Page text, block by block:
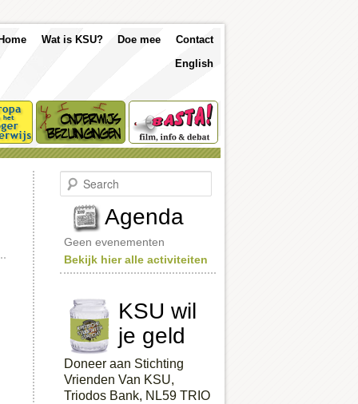
Skip
content
Skip
content
Contact
Doe mee
Wat is KSU?
Home
English
e
c
h
Agenda
Geen evenementen
Bekijk hier alle activiteiten
KSU wil
je geld
Doneer aan Stichting
Vrienden Van KSU,
Triodos Bank, NL59 TRIO